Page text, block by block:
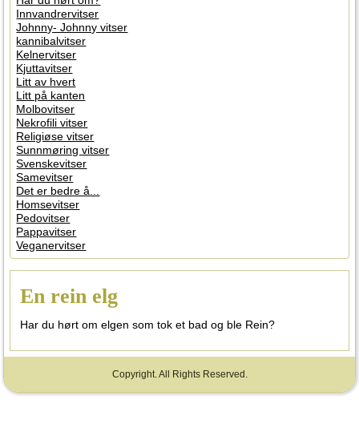
Innvandrervitser
Johnny- Johnny vitser
kannibalvitser
Kelnervitser
Kjuttavitser
Litt av hvert
Litt på kanten
Molbovitser
Nekrofili vitser
Religiøse vitser
Sunnmøring vitser
Svenskevitser
Samevitser
Det er bedre å...
Homsevitser
Pedovitser
Pappavitser
Veganervitser
En rein elg
Har du hørt om elgen som tok et bad og ble Rein?
Copyright. All Rights Reserved.